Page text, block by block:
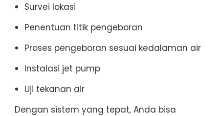
Survei lokasi
Penentuan titik pengeboran
Proses pengeboran sesuai kedalaman air
Instalasi jet pump
Uji tekanan air
Dengan sistem yang tepat, Anda bisa